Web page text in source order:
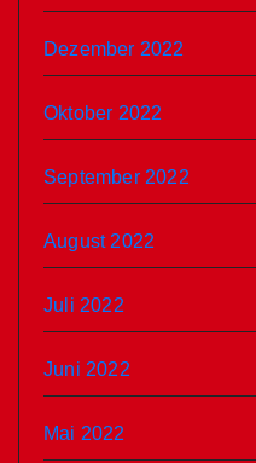
Dezember 2022
Oktober 2022
September 2022
August 2022
Juli 2022
Juni 2022
Mai 2022